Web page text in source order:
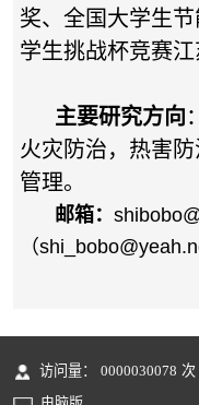
奖、全国大学生
学生挑战杯竞赛江
主要研究方向：
火灾防治， 热害
管理。
邮箱：
（
访问量： 0000030078 次